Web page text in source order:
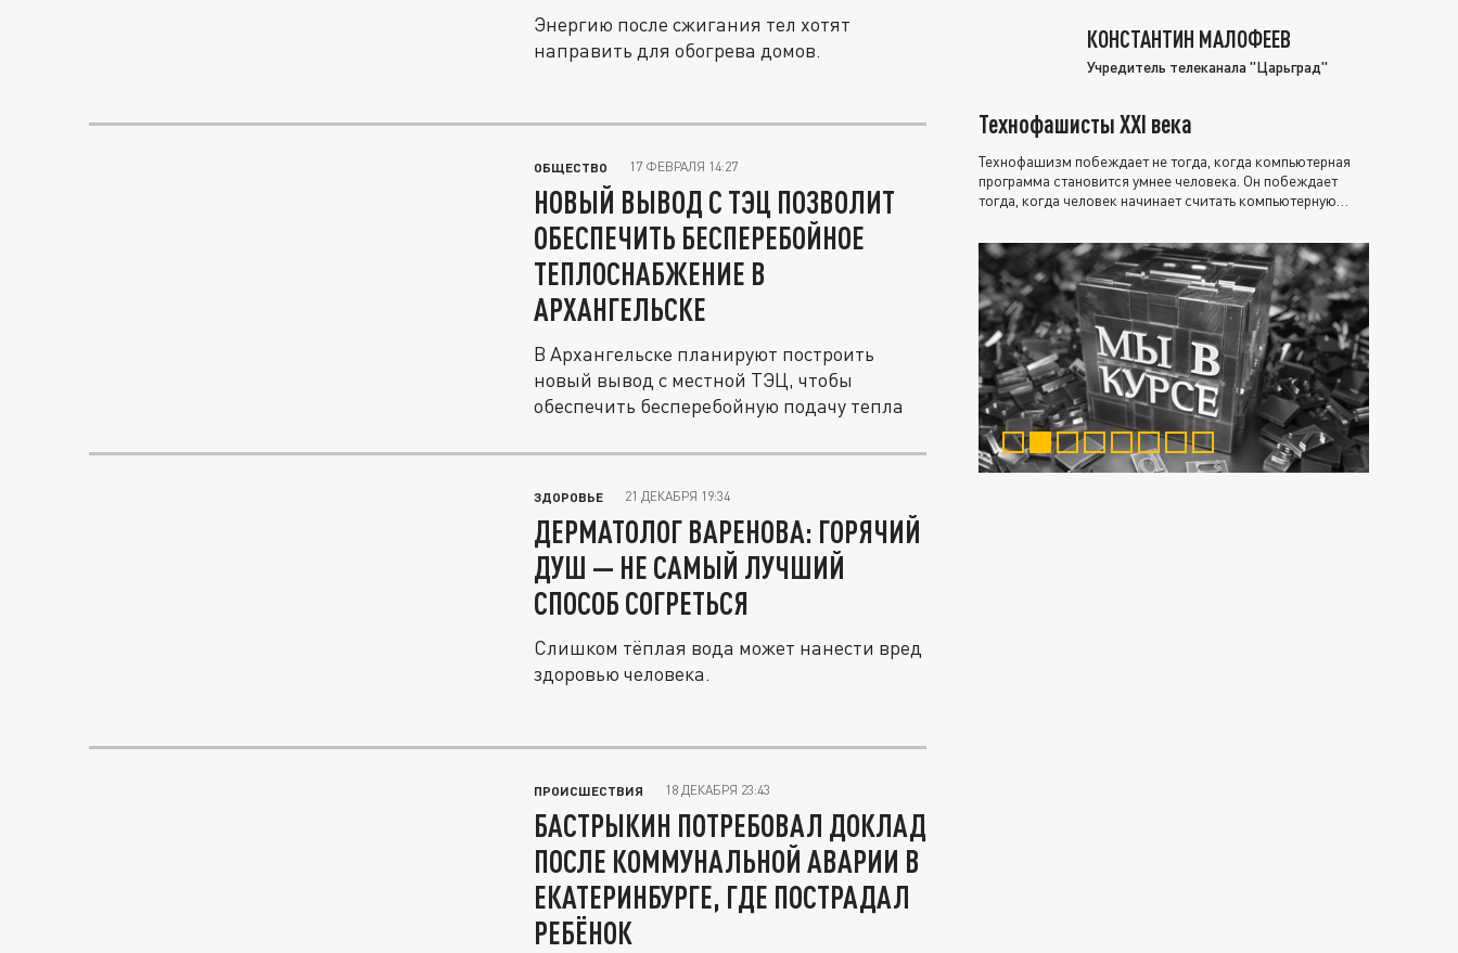
Энергию после сжигания тел хотят
направить для обогрева домов.
ОБЩЕСТВО 17 ФЕВРАЛЯ 14:27
НОВЫЙ ВЫВОД С ТЭЦ ПОЗВОЛИТ
ОБЕСПЕЧИТЬ БЕСПЕРЕБОЙНОЕ
ТЕПЛОСНАБЖЕНИЕ В
АРХАНГЕЛЬСКЕ
В Архангельске планируют построить
новый вывод с местной ТЭЦ, чтобы
обеспечить бесперебойную подачу тепла
ЗДОРОВЬЕ 21 ДЕКАБРЯ 19:34
ДЕРМАТОЛОГ ВАРЕНОВА: ГОРЯЧИЙ
ДУШ — НЕ САМЫЙ ЛУЧШИЙ
СПОСОБ СОГРЕТЬСЯ
Слишком тёплая вода может нанести вред
здоровью человека.
ПРОИСШЕСТВИЯ 18 ДЕКАБРЯ 23:43
БАСТРЫКИН ПОТРЕБОВАЛ ДОКЛАД
ПОСЛЕ КОММУНАЛЬНОЙ АВАРИИ В
ЕКАТЕРИНБУРГЕ, ГДЕ ПОСТРАДАЛ
РЕБЁНОК
КОНСТАНТИН МАЛОФЕЕВ
Учредитель телеканала "Царьград"
Технофашисты XXI века
Технофашизм побеждает не тогда, когда компьютерная
программа становится умнее человека. Он побеждает
тогда, когда человек начинает считать компьютерную